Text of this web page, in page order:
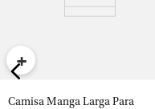
+
Camisa Manga Larga Para